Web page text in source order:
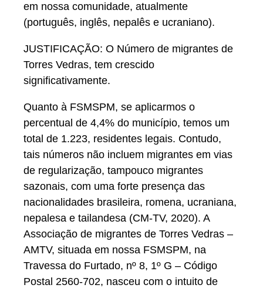
em nossa comunidade, atualmente
(português, inglês, nepalês e ucraniano).
JUSTIFICAÇÃO: O Número de migrantes de
Torres Vedras, tem crescido
significativamente.
Quanto à FSMSPM, se aplicarmos o
percentual de 4,4% do município, temos um
total de 1.223, residentes legais. Contudo,
tais números não incluem migrantes em vias
de regularização, tampouco migrantes
sazonais, com uma forte presença das
nacionalidades brasileira, romena, ucraniana,
nepalesa e tailandesa (CM-TV, 2020). A
Associação de migrantes de Torres Vedras –
AMTV, situada em nossa FSMSPM, na
Travessa do Furtado, nº 8, 1º G – Código
Postal 2560-702, nasceu com o intuito de